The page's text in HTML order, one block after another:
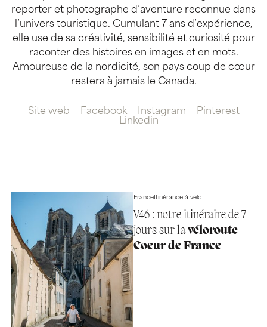
reporter et photographe d’aventure reconnue dans
l’univers touristique. Cumulant 7 ans d’expérience,
elle use de sa créativité, sensibilité et curiosité pour
raconter des histoires en images et en mots.
Amoureuse de la nordicité, son pays coup de cœur
restera à jamais le Canada.
Site web Facebook Instagram
Pinterest
Linkedin
FranceItinérance à vélo
V46 : notre itinéraire de 7
jours sur lavéloroute
Coeur de France